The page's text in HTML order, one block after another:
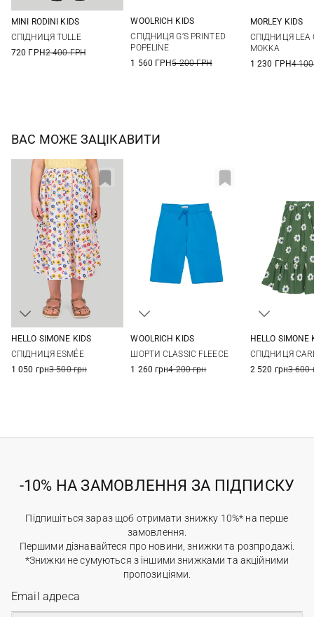
MINI RODINI KIDS
СПІДНИЦЯ TULLE
720 ГРН2 400 ГРН
WOOLRICH KIDS
СПІДНИЦЯ G’S PRINTED
POPELINE
1 560 ГРН5 200 ГРН
MORLEY KIDS
СПІДНИЦЯ LEA
MOKKA
1 230 ГРН4
ВАС МОЖЕ ЗАЦІКАВИТИ
HELLO SIMONE KIDS
СПІДНИЦЯ ESMÉE
1 050 грн3 500 грн
WOOLRICH KIDS
ШОРТИ CLASSIC FLEECE
1 260 грн4 200 грн
HELLO SIMONE
СПІДНИЦЯ
2 520 грн3 600
-10% НА ЗАМОВЛЕННЯ ЗА ПІДПИСКУ
Підпишіться зараз щоб отримати знижку 10%* на перше
замовлення.
Першими дізнавайтеся про новини, знижки та розпродажі.
*Знижки не сумуються з іншими знижками та акційними
пропозиціями.